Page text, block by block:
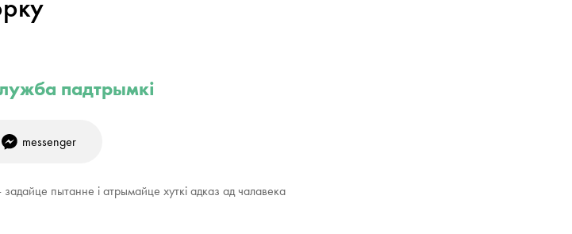
падтрымкі
messenger
задайце пытанне і атрымайце хуткі адказ ад чалавека